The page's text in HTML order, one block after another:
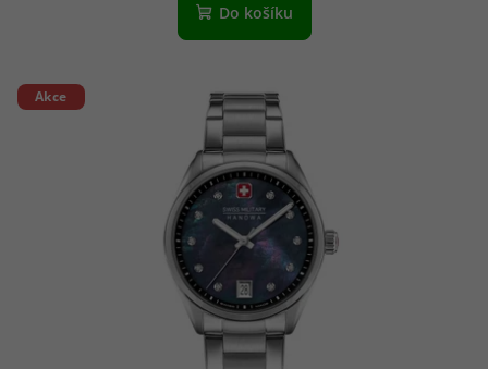
Do košíku
Akce